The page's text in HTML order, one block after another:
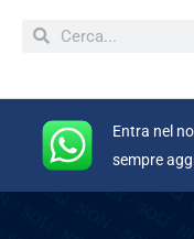
Entra nel
sempre